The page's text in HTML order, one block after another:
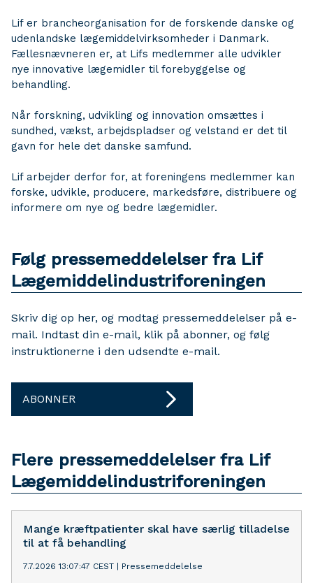
Lif er brancheorganisation for de forskende danske og
udenlandske lægemiddelvirksomheder i Danmark.
Fællesnævneren er, at Lifs medlemmer alle udvikler
nye innovative lægemidler til forebyggelse og
behandling.
Når forskning, udvikling og innovation omsættes i
sundhed, vækst, arbejdspladser og velstand er det til
gavn for hele det danske samfund.
Lif arbejder derfor for, at foreningens medlemmer kan
forske, udvikle, producere, markedsføre, distribuere og
informere om nye og bedre lægemidler.
Følg pressemeddelelser fra Lif
Lægemiddelindustriforeningen
Skriv dig op her, og modtag pressemeddelelser på e-
mail. Indtast din e-mail, klik på abonner, og følg
instruktionerne i den udsendte e-mail.
ABONNER
Flere pressemeddelelser fra Lif
Lægemiddelindustriforeningen
Mange kræftpatienter skal have særlig tilladelse
til at få behandling
7.7.2026 13:07:47 CEST Pressemeddelelse